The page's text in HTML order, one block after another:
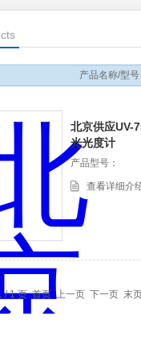
产品名称/型号
北京供应UV-
光光度计
产品型号：
查看详细介
/ 1 页 首页 上一页 下一页 末